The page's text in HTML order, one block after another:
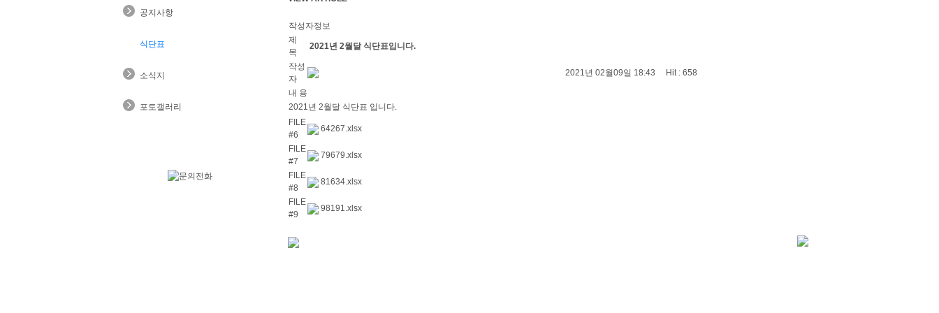
공지사항
식단표
소식지
포토갤러리
작성자정보
제
목
2021년 2월달 식단표입니다.
작성
자
2021년 02월09일 18:43 Hit : 658
내 용
2021년 2월달 식단표 입니다.
FILE
#6
64267.xlsx
FILE
#7
79679.xlsx
FILE
#8
81634.xlsx
FILE
#9
98191.xlsx